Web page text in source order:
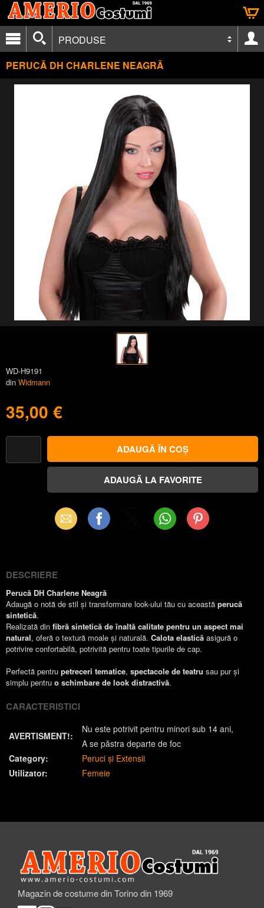
PRODUSE
PERUCĂ DH CHARLENE NEAGRĂ
WD-H9191
din Widmann
35,00 €
Email Facebook WhatsAppPinterest
DESCRIERE
Perucă DH Charlene Neagră
Adaugă o notă de stil și transformare look-ului tău cu această perucă
sintetică.
Realizată din fibră sintetică de înaltă calitate pentru un aspect mai
natural, oferă o textură moale și naturală. Calota elastică asigură o
potrivire confortabilă, potrivită pentru toate tipurile de cap.
Perfectă pentru petreceri tematice, spectacole de teatru sau pur și
simplu pentru o schimbare de look distractivă.
CARACTERISTICI
AVERTISMENT!:
Nu este potrivit pentru minori sub 14 ani
A se păstra departe de foc
Category:
Peruci și Extensii
Utilizator:
Femeie
Magazin de costume din Torino din 1969